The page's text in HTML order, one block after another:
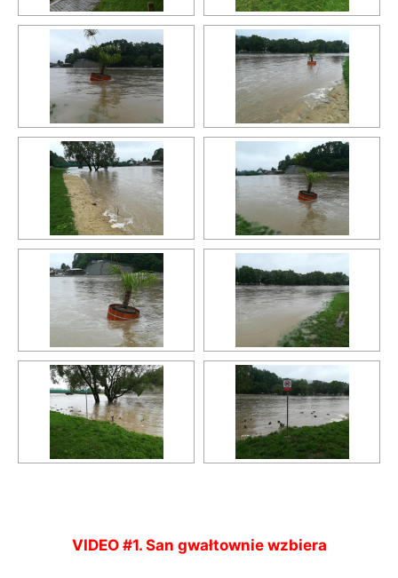
VIDEO #1. San gwałtownie wzbiera